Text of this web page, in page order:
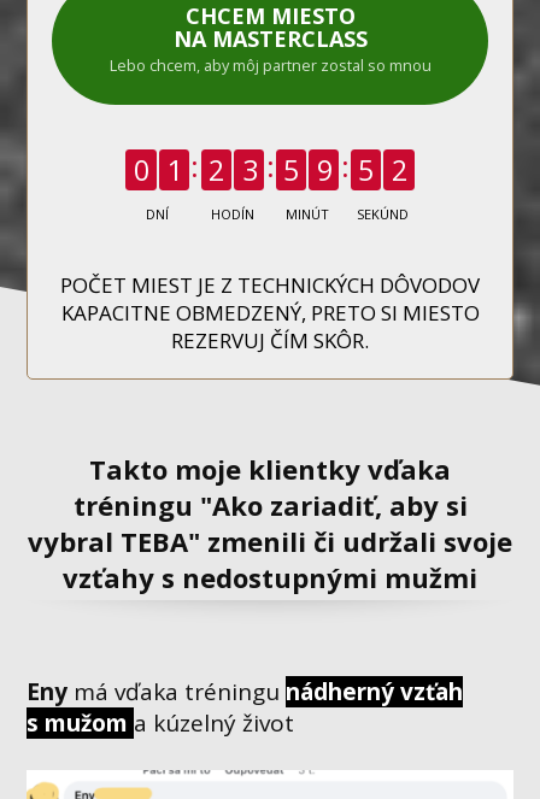
CHCEM MIESTO
NA MASTERCLASS
Lebo chcem, aby môj partner zostal so mnou
0 1
DNÍ
2 3
HODÍN
5 9
MINÚT
5 1
SEKÚND
POČET MIEST JE Z TECHNICKÝCH DÔVODOV
KAPACITNE OBMEDZENÝ, PRETO SI MIESTO
REZERVUJ ČÍM SKÔR.
Takto moje klientky vďaka
tréningu "Ako zariadiť, aby si
vybral TEBA" zmenili či udržali svoje
vzťahy s nedostupnými mužmi
Eny má vďaka tréningu nádherný vzťah
s mužom a kúzelný život